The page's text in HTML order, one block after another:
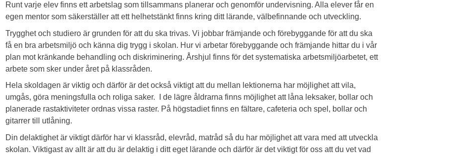
Runt varje elev finns ett arbetslag som tillsammans planerar och genomför undervisning. Alla elever får en
egen mentor som säkerställer att ett helhetstänkt finns kring ditt lärande, välbefinnande och utveckling.
Trygghet och studiero är grunden för att du ska trivas. Vi jobbar främjande och förebyggande för att du ska
få en bra arbetsmiljö och känna dig trygg i skolan. Hur vi arbetar förebyggande och främjande hittar du i vår
plan mot kränkande behandling och diskriminering. Årshjul finns för det systematiska arbetsmiljöarbetet, ett
arbete som sker under året på klassråden.
Hela skoldagen är viktig och därför är det också viktigt att du mellan lektionerna har möjlighet att vila,
umgås, göra meningsfulla och roliga saker. I de lägre åldrarna finns möjlighet att låna leksaker, bollar och
planerade rastaktiviteter ordnas vissa raster. På högstadiet finns en fältare, cafeteria och spel, bollar och
gitarrer till utlåning.
Din delaktighet är viktigt därför har vi klassråd, elevråd, matråd så du har möjlighet att vara med att utveckla
skolan. Viktigast av allt är att du är delaktig i ditt eget lärande och därför är det viktigt för oss att du vet vad